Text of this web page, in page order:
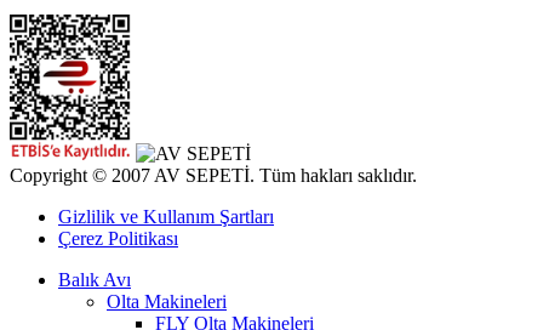
Copyright © 2007 AV SEPETİ. Tüm hakları saklıdır.
Gizlilik ve Kullanım Şartları
Çerez Politikası
Balık Avı
Olta Makineleri
FLY Olta Makineleri